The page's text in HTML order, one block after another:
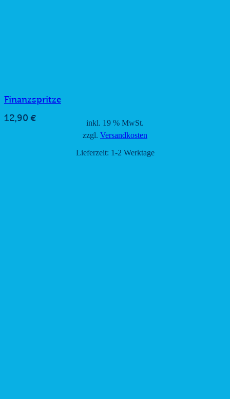
Finanzspritze
12,90 €
inkl. 19 % MwSt.
zzgl. Versandkosten
Lieferzeit: 1-2 Werktage